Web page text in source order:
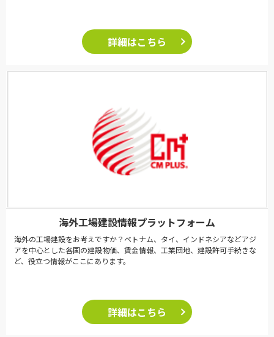
詳細はこちら
海外工場建設情報プラットフォーム
海外の工場建設をお考えですか？ベトナム、タイ、インドネシアなどアジ
アを中心とした各国の建設物価、賃金情報、工業団地、建設許可手続きな
ど、役立つ情報がここにあります。
詳細はこちら